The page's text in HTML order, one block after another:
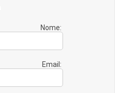
Nome:
Email: